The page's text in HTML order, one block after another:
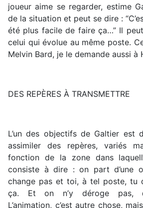
joueur aime se regarder, estime
de la situation et peut se dire :
été plus facile de faire ça…” Il
celui qui évolue au même poste.
Melvin Bard, je le demande aussi à
DES REPÈRES À TRANSMETTRE
L’un des objectifs de Galtier est
assimiler des repères, variés
fonction de la zone dans
consiste à dire : on part d’une
change pas et toi, à tel poste, tu
ça. Et on n’y déroge pas,
L’animation, c’est autre chose,